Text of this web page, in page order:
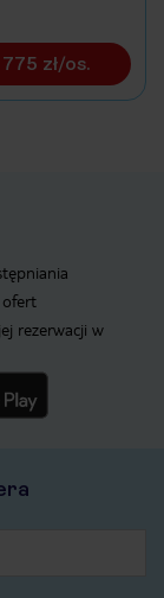
zł/os.
ofert
rezerwacji w